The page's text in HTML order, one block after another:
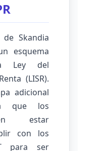
Skandia
esquema
Ley del
(LISR).
adicional
que los
estar
con los
para ser